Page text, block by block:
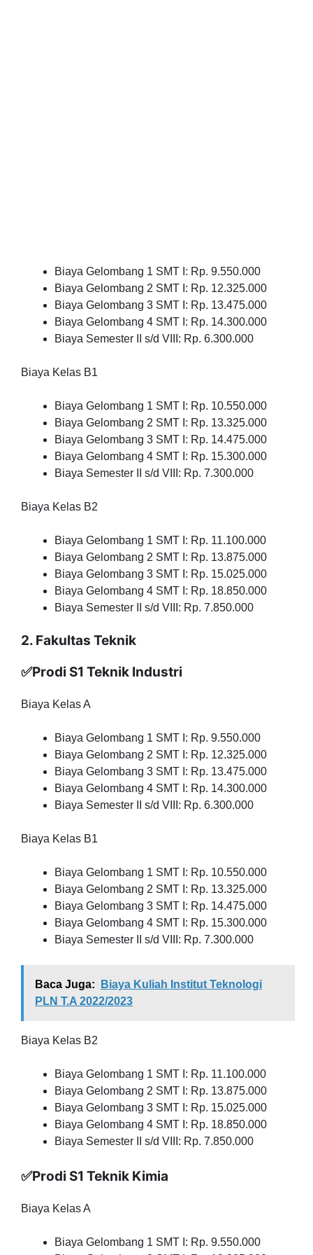
Biaya Gelombang 1 SMT I: Rp. 9.550.000
Biaya Gelombang 2 SMT I: Rp. 12.325.000
Biaya Gelombang 3 SMT I: Rp. 13.475.000
Biaya Gelombang 4 SMT I: Rp. 14.300.000
Biaya Semester II s/d VIII: Rp. 6.300.000
Biaya Kelas B1
Biaya Gelombang 1 SMT I: Rp. 10.550.000
Biaya Gelombang 2 SMT I: Rp. 13.325.000
Biaya Gelombang 3 SMT I: Rp. 14.475.000
Biaya Gelombang 4 SMT I: Rp. 15.300.000
Biaya Semester II s/d VIII: Rp. 7.300.000
Biaya Kelas B2
Biaya Gelombang 1 SMT I: Rp. 11.100.000
Biaya Gelombang 2 SMT I: Rp. 13.875.000
Biaya Gelombang 3 SMT I: Rp. 15.025.000
Biaya Gelombang 4 SMT I: Rp. 18.850.000
Biaya Semester II s/d VIII: Rp. 7.850.000
2. Fakultas Teknik
✅Prodi S1 Teknik Industri
Biaya Kelas A
Biaya Gelombang 1 SMT I: Rp. 9.550.000
Biaya Gelombang 2 SMT I: Rp. 12.325.000
Biaya Gelombang 3 SMT I: Rp. 13.475.000
Biaya Gelombang 4 SMT I: Rp. 14.300.000
Biaya Semester II s/d VIII: Rp. 6.300.000
Biaya Kelas B1
Biaya Gelombang 1 SMT I: Rp. 10.550.000
Biaya Gelombang 2 SMT I: Rp. 13.325.000
Biaya Gelombang 3 SMT I: Rp. 14.475.000
Biaya Gelombang 4 SMT I: Rp. 15.300.000
Biaya Semester II s/d VIII: Rp. 7.300.000
Baca Juga:
Biaya Kuliah Institut Teknologi
PLN T.A 2022/2023
Biaya Kelas B2
Biaya Gelombang 1 SMT I: Rp. 11.100.000
Biaya Gelombang 2 SMT I: Rp. 13.875.000
Biaya Gelombang 3 SMT I: Rp. 15.025.000
Biaya Gelombang 4 SMT I: Rp. 18.850.000
Biaya Semester II s/d VIII: Rp. 7.850.000
✅Prodi S1 Teknik Kimia
Biaya Kelas A
Biaya Gelombang 1 SMT I: Rp. 9.550.000